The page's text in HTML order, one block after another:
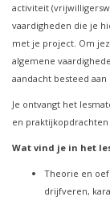
activiteit
vaardigheden die je
met je project. Om
algemene
aandacht besteed
Je ontvangt het
en
Wat vind je in het
Theorie en
drijfveren,